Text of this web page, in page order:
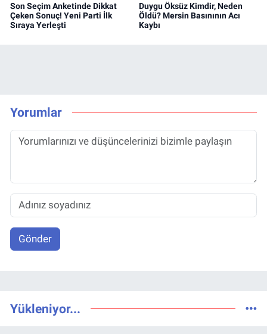
Son Seçim Anketinde Dikkat
Çeken Sonuç! Yeni Parti İlk
Sıraya Yerleşti
Duygu Öksüz Kimdir, Neden
Öldü? Mersin Basınının Acı
Kaybı
Yorumlar
Gönder
Yükleniyor...